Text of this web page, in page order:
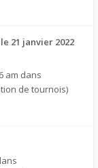
21 janvier 2022
am dans
de tournois)